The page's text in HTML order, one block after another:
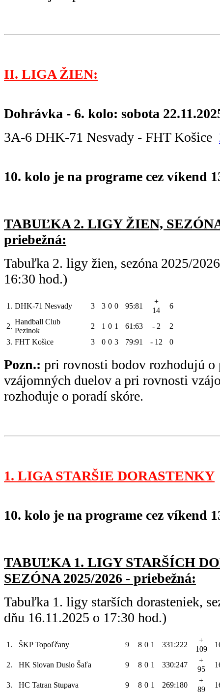
II. LIGA ŽIEN:
Dohrávka - 6. kolo: sobota
3A-6 DHK-71 Nesvady - FHT Košice
10. kolo je na programe cez víkend
TABUĽKA 2. LIGY ŽIEN,
priebežná:
Tabuľka 2. ligy žien, sezóna 2025/
16:30 hod.)
1. DHK-71 Nesvady 3 3 0 0 95:81
+
14
6
2.
Handball Club
Pezinok
2 1 0 1 61:63 - 2
2
3. FHT Košice 3 0 0 3 79:91 - 12 0
Pozn.: pri rovnosti bodov rozhodujú o
vzájomných duelov a pri rovnosti
rozhoduje o poradí skóre.
1. LIGA STARŠIE DORASTENKY
10. kolo je na programe cez víkend
TABUĽKA 1. LIGY STARŠÍCH
SEZÓNA 2025/2026 - priebežná:
Tabuľka 1. ligy starších dorasteniek,
dňu 16.11.2025 o 17:30 hod.)
1. ŠKP Topoľčany 9 8 0 1 331:222
+
109
2. HK Slovan Duslo Šaľa 9 8 0 1 330:247
+
95
3. HC Tatran Stupava 9 8 0 1 269:180
+
89